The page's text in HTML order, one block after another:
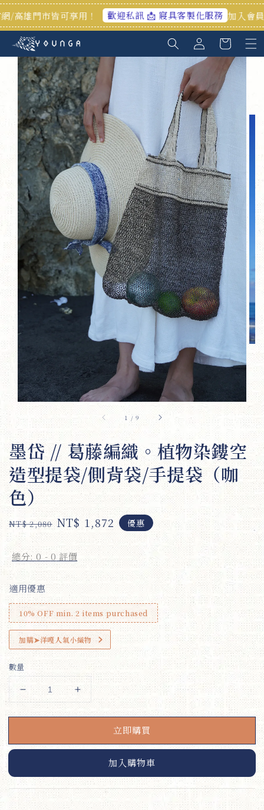
門市皆可享用！ 歡迎私訊 📩 寢具客製化服務 加入會員享
1 /9
墨岱 // 葛藤編織。植物染鏤空
造型提袋/側背袋/手提袋（咖
色）
Regular
price
NT$ 2,080 Sale
price
NT$ 1,872 優惠
總分:0 - 0評價
適用優惠
10% OFF min. 2 items purchased
加購➤洋嘎人氣小織物
數量
立即購買
加入購物車